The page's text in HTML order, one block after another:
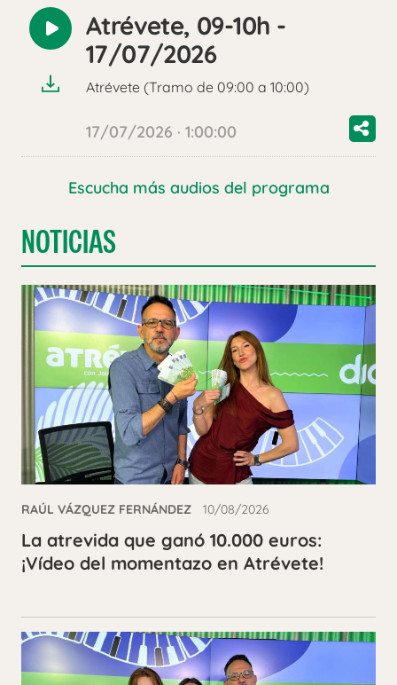
Reproducir
audio
Atrévete, 09-10h -
17/07/2026
Atrévete (Tramo de 09:00 a 10:00)
17/07/2026 · 1:00:00
Escucha más audios del programa
NOTICIAS
RAÚL VÁZQUEZ FERNÁNDEZ 10/08/2026
La atrevida que ganó 10.000 euros:
¡Vídeo del momentazo en Atrévete!